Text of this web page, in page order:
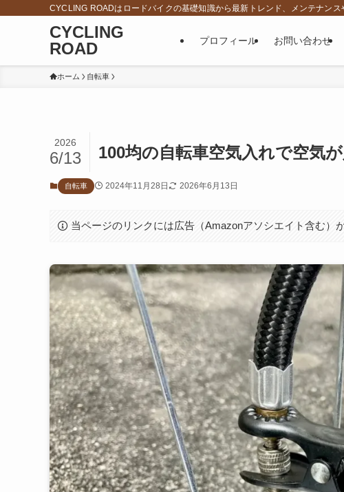
CYCLING ROADはロードバイクの基礎知識から最新トレンド、メンテナン
CYCLING
ROAD
プロフィール お問い合わせ
ホーム 自転車
100均の自転車空気入れで空気
2026
6/13
自転車 2024年11月28日 2026年6月13日
当ページのリンクには広告（Amazonアソシエイト含む）